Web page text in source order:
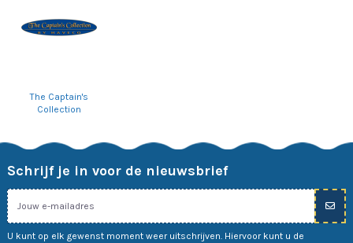
The Captain's
Collection
Schrijf je in voor de nieuwsbrief
U kunt op elk gewenst moment weer uitschrijven. Hiervoor kunt u de